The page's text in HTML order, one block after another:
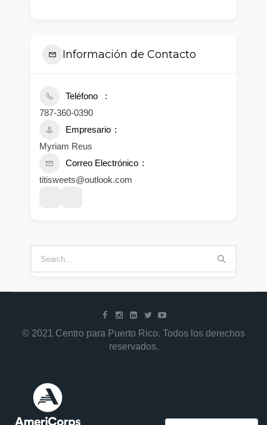
Información de Contacto
Teléfono
787-360-0390
Empresario
Myriam Reus
Correo Electrónico
titisweets@outlook.com
© 2021 Centro para Puerto Rico. Todos los derechos
reservados.